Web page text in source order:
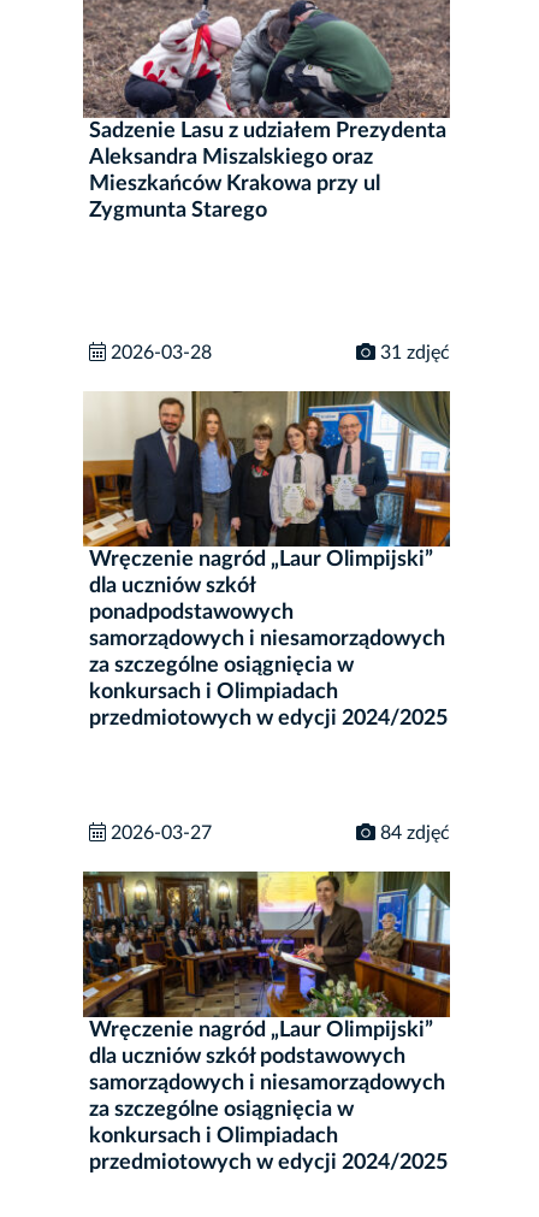
Sadzenie Lasu z udziałem Prezydenta
Aleksandra Miszalskiego oraz
Mieszkańców Krakowa przy ul
Zygmunta Starego
2026-03-28 31 zdjęć
Wręczenie nagród „Laur Olimpijski”
dla uczniów szkół
ponadpodstawowych
samorządowych i niesamorządowych
za szczególne osiągnięcia w
konkursach i Olimpiadach
przedmiotowych w edycji 2024/2025
2026-03-27 84 zdjęć
Wręczenie nagród „Laur Olimpijski”
dla uczniów szkół podstawowych
samorządowych i niesamorządowych
za szczególne osiągnięcia w
konkursach i Olimpiadach
przedmiotowych w edycji 2024/2025